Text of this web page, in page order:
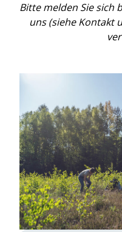
Bitte melden Sie sich
uns (siehe Kontakt